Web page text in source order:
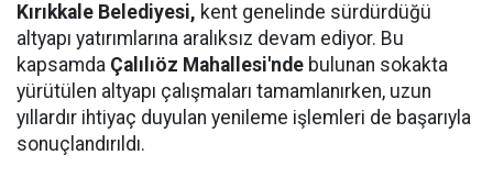
Kırıkkale Belediyesi, kent genelinde sürdürdüğü
altyapı yatırımlarına aralıksız devam ediyor. Bu
kapsamda Çalılıöz Mahallesi'nde bulunan sokakta
yürütülen altyapı çalışmaları tamamlanırken, uzun
yıllardır ihtiyaç duyulan yenileme işlemleri de başarıyla
sonuçlandırıldı.